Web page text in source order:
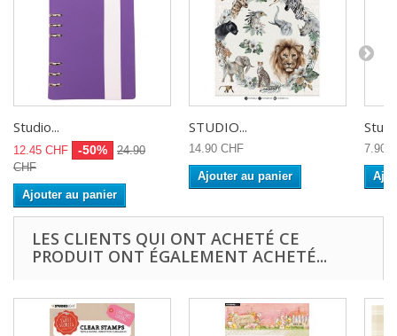
Studio...
12.45 CHF -50%
24.90
CHF
Ajouter au panier
STUDIO...
14.90 CHF
Ajouter au panier
7.90
LES CLIENTS QUI ONT ACHETÉ CE
PRODUIT ONT ÉGALEMENT ACHETÉ...